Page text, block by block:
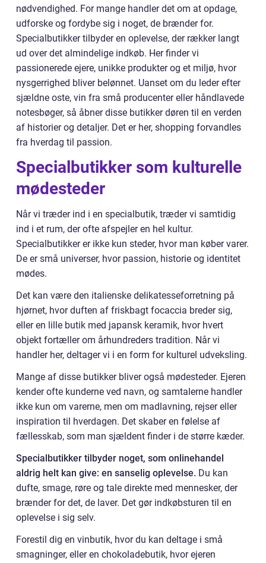
nødvendighed. For mange handler det om at opdage,
udforske og fordybe sig i noget, de brænder for.
Specialbutikker tilbyder en oplevelse, der rækker langt
ud over det almindelige indkøb. Her finder vi
passionerede ejere, unikke produkter og et miljø, hvor
nysgerrighed bliver belønnet. Uanset om du leder efter
sjældne oste, vin fra små producenter eller håndlavede
notesbøger, så åbner disse butikker døren til en verden
af historier og detaljer. Det er her, shopping forvandles
fra hverdag til passion.
Specialbutikker som kulturelle
mødesteder
Når vi træder ind i en specialbutik, træder vi samtidig
ind i et rum, der ofte afspejler en hel kultur.
Specialbutikker er ikke kun steder, hvor man køber varer.
De er små universer, hvor passion, historie og identitet
mødes.
Det kan være den italienske delikatesseforretning på
hjørnet, hvor duften af friskbagt focaccia breder sig,
eller en lille butik med japansk keramik, hvor hvert
objekt fortæller om århundreders tradition. Når vi
handler her, deltager vi i en form for kulturel udveksling.
Mange af disse butikker bliver også mødesteder. Ejeren
kender ofte kunderne ved navn, og samtalerne handler
ikke kun om varerne, men om madlavning, rejser eller
inspiration til hverdagen. Det skaber en følelse af
fællesskab, som man sjældent finder i de større kæder.
Specialbutikker tilbyder noget, som onlinehandel
aldrig helt kan give: en sanselig oplevelse. Du kan
dufte, smage, røre og tale direkte med mennesker, der
brænder for det, de laver. Det gør indkøbsturen til en
oplevelse i sig selv.
Forestil dig en vinbutik, hvor du kan deltage i små
smagninger, eller en chokoladebutik, hvor ejeren